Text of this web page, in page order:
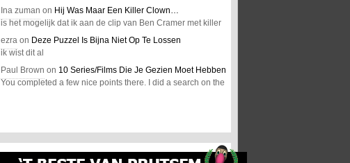
Ina zuman on Hij Was Maar Een Killer Clown…
is het mogelijk dat ik aan de clip van Ben Cramer met killer
ezra on Deze Puzzel Is Bijna Niet Op Te Lossen
ik wist dit al
Paul Brown on 10 Series/Films Die Je Gezien Moet Hebben
You completed a few nice points there. I did a search on the